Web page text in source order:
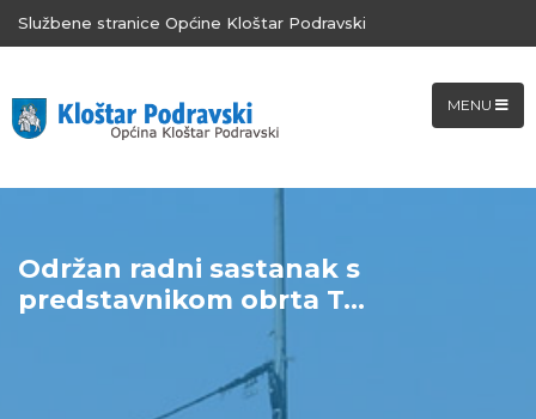
Službene stranice Općine Kloštar Podravski
MENU
Održan radni sastanak s
predstavnikom obrta T...